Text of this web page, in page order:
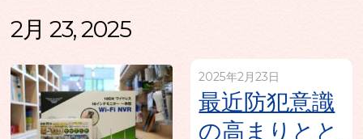
2月 23, 2025
2025年2月23日
最近防犯意識
の高まりとと